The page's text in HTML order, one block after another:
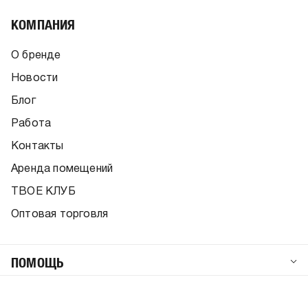
КОМПАНИЯ
О бренде
Новости
Блог
Работа
Контакты
Аренда помещений
ТВОЕ КЛУБ
Оптовая торговля
ПОМОЩЬ